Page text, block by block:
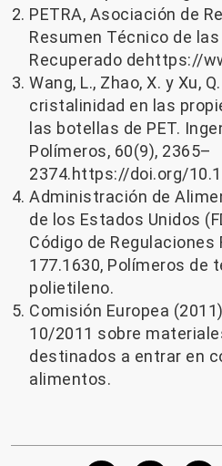
PETRA, Asociación de
Resumen Técnico de
Recuperado dehttps://
Wang, L., Zhao, X. y Xu,
cristalinidad en las
las botellas de PET.
Polímeros, 60(9), 2365–
2374.https://doi.org/
Administración de
de los Estados Unidos
Código de Regulaciones
177.1630, Polímeros de
polietileno.
Comisión Europea
10/2011 sobre
destinados a entrar en
alimentos.